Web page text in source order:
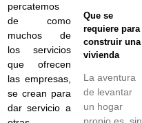
percatemos
de como
muchos de
los servicios
que ofrecen
las empresas,
se crean para
dar servicio a
Que se
requiere para
construir una
vivienda
La aventura
de levantar
un hogar
propio es, sin